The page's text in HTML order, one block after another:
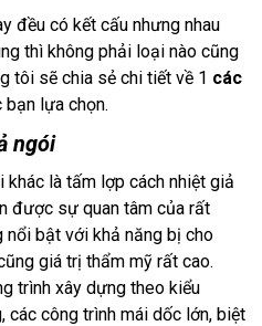
đều có kết cấu nhưng nhau
thì không phải loại nào cũng
tôi sẽ chia sẻ chi tiết về 1 các
bạn lựa chọn.
ngói
khác là tấm lợp cách nhiệt giả
được sự quan tâm của rất
nổi bật với khả năng bị cho
giá trị thẩm mỹ rất cao.
trình xây dựng theo kiểu
các công trình mái dốc lớn, biệt